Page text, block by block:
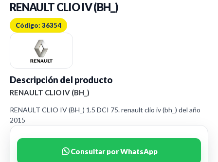
RENAULT CLIO IV (BH_)
Código: 36354
Descripción del producto
RENAULT CLIO IV (BH_)
RENAULT CLIO IV (BH_) 1.5 DCI 75. renault clio iv (bh_) del año
2015
Consultar por WhatsApp